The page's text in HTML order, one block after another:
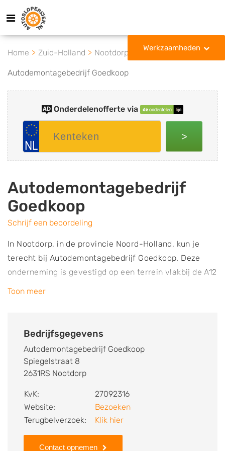
Werkzaamheden
Home Zuid-Holland Nootdorp
Autodemontagebedrijf Goedkoop
Onderdelenofferte via
>
Autodemontagebedrijf
Goedkoop
Schrijf een beoordeling
In Nootdorp, in de provincie Noord-Holland, kun je
terecht bij Autodemontagebedrijf Goedkoop. Deze
onderneming is gevestigd op een terrein vlakbij de A12
en is actief in de regio’s Den Haag, Rotterdam, Delft,
Autodemontagebedrijf Goedkoop terecht voor het
verkoop van een schadeauto of sloopauto. Als je een
auto aan het bedrijf verkoopt, dan wordt deze meestal
Autodemontagebedrijf Goedkoop een
vrijwaringsbewijs, waarmee kan worden getoond dat
jij niet langer de eigenaar van de auto bent. Het
Toon meer
Bedrijfsgegevens
Autodemontagebedrijf Goedkoop
Spiegelstraat 8
2631RS Nootdorp
KvK:
27092316
Website:
Bezoeken
Terugbelverzoek:
Klik hier
Contact opnemen